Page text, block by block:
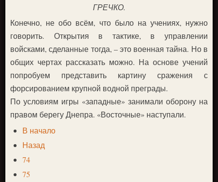
ГРЕЧКО.
Конечно, не обо всём, что было на учениях, нужно
говорить. Открытия в тактике, в управлении
войсками, сделанные тогда, – это военная тайна. Но в
общих чертах рассказать можно. На основе учений
попробуем представить картину сражения с
форсированием крупной водной преграды.
По условиям игры «западные» занимали оборону на
правом берегу Днепра. «Восточные» наступали.
В начало
Назад
74
75